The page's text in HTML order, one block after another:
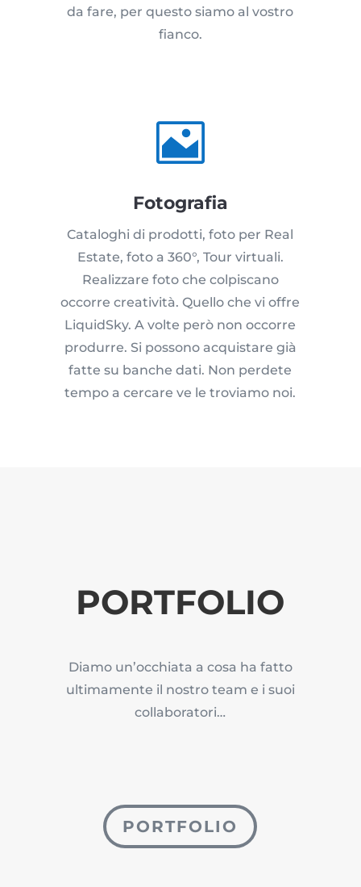
da fare, per questo siamo al vostro
fianco.

Fotografia
Cataloghi di prodotti, foto per Real
Estate, foto a 360°, Tour virtuali.
Realizzare foto che colpiscano
occorre creatività. Quello che vi offre
LiquidSky. A volte però non occorre
produrre. Si possono acquistare già
fatte su banche dati. Non perdete
tempo a cercare ve le troviamo noi.
PORTFOLIO
Diamo un’occhiata a cosa ha fatto
ultimamente il nostro team e i suoi
collaboratori…
PORTFOLIO